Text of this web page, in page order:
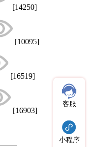
[14250]
[10095]
[16519]
[16903]
客服
小程序